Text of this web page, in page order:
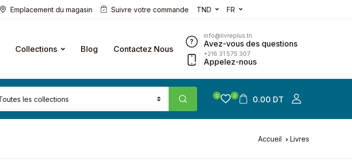
Emplacement du magasin Suivre votre commande TND FR
Collections Blog Contactez Nous
info@livreplus.tn
Avez-vous des questions
+216 31 575 307
Appelez-nous
0 0 0.00 DT
Accueil Livres